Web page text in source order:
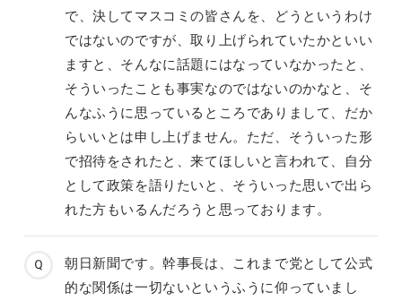
で、決してマスコミの皆さんを、どうというわけ
ではないのですが、取り上げられていたかといい
ますと、そんなに話題にはなっていなかったと、
そういったことも事実なのではないのかなと、そ
んなふうに思っているところでありまして、だか
らいいとは申し上げません。ただ、そういった形
で招待をされたと、来てほしいと言われて、自分
として政策を語りたいと、そういった思いで出ら
れた方もいるんだろうと思っております。
朝日新聞です。幹事長は、これまで党として公式
的な関係は一切ないというふうに仰っていまし